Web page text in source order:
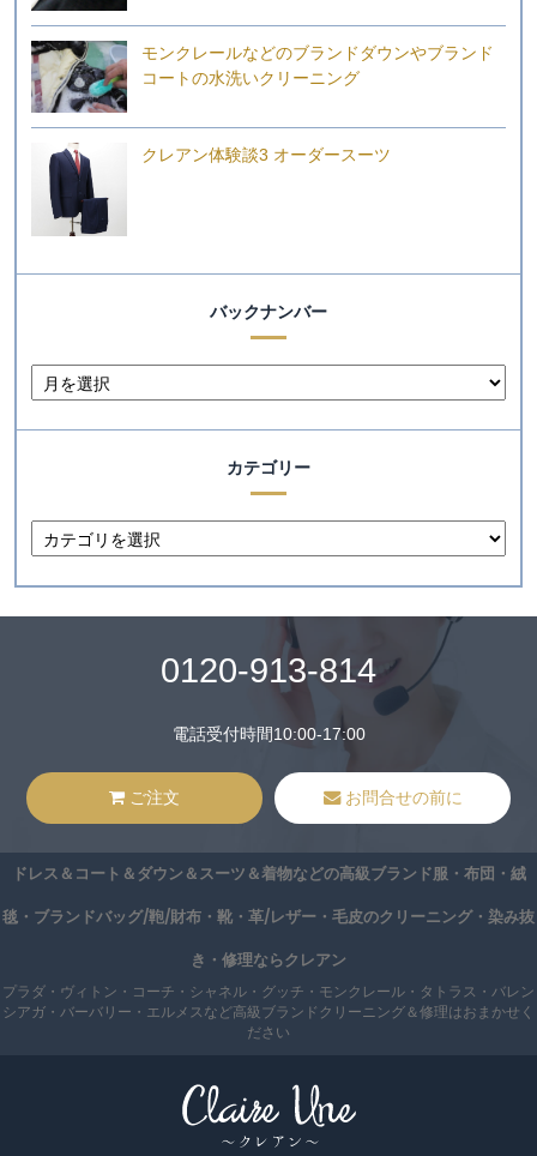
モンクレールなどのブランドダウンやブランド
コートの水洗いクリーニング
クレアン体験談3 オーダースーツ
バックナンバー
カテゴリー
0120-913-814
電話受付時間10:00-17:00
ご注文 お問合せの前に
ドレス＆コート＆ダウン＆スーツ＆着物などの高級ブランド服・布団・絨
毯・ブランドバッグ/鞄/財布・靴・革/レザー・毛皮のクリーニング・染み抜
き・修理ならクレアン
プラダ・ヴィトン・コーチ・シャネル・グッチ・モンクレール・タトラス・バレン
シアガ・バーバリー・エルメスなど高級ブランドクリーニング＆修理はおまかせく
ださい